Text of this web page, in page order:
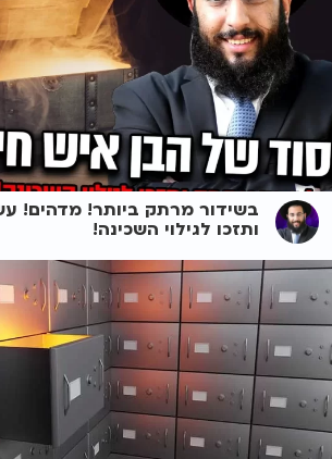
בשידור מרתק ביותר! מדהים!
ותזכו לגילוי השכינה!